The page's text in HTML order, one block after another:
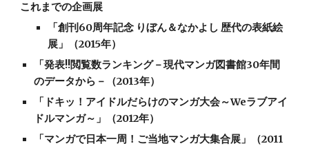
これまでの企画展
「創刊60周年記念 りぼん＆なかよし 歴代の表紙絵
展」（2015年）
「発表!!閲覧数ランキング－現代マンガ図書館30年間
のデータから－（2013年）
「ドキッ！アイドルだらけのマンガ大会～Weラブアイ
ドルマンガ～」（2012年）
「マンガで日本一周！ご当地マンガ大集合展」（2011